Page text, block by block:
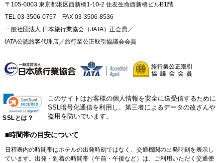
〒105-0003 東京都港区西新橋1-10-2 住友生命西新橋ビルB1階
TEL 03-3506-0757 FAX 03-3506-8536
一般社団法人 日本旅行業協会（JATA）正会員／
IATA公認旅客代理店／旅行業公正取引協議会会員
SSLとは？
このサイトはお客様の個人情報を安全に送受信するために
SSL暗号化通信を利用し、第三者によるデータの改ざんや
盗用を防いでいます。
■時間帯の目安について
日程表内の時間帯はホテルの出発時刻ではなく、交通機関の出発時刻を表示し
ています。出発・到着の時間帯（午前・午後など）は、ご利用いただく交通便